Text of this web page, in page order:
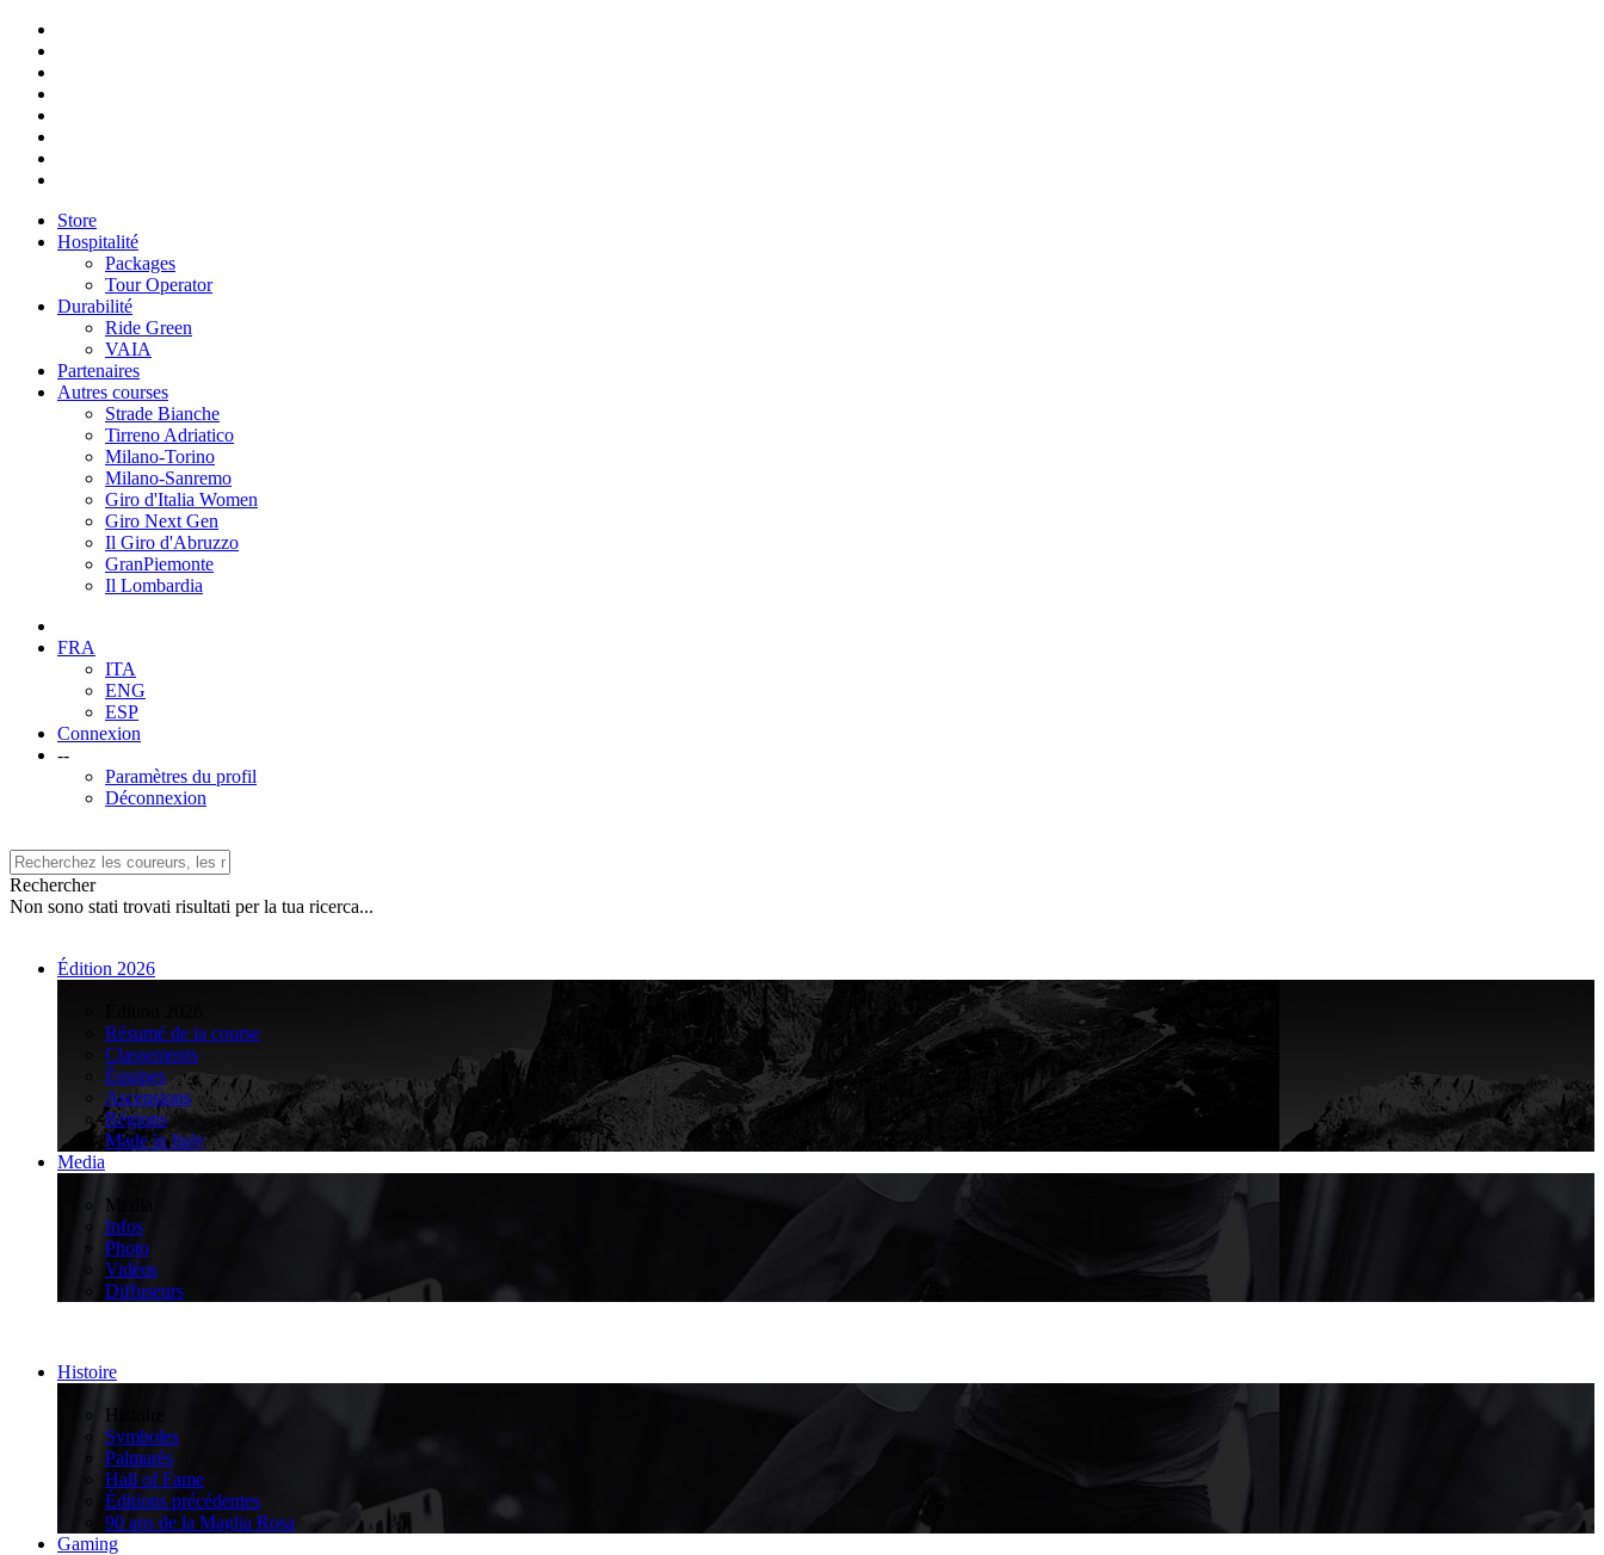
Store
Hospitalité
Packages
Tour Operator
Durabilité
Ride Green
VAIA
Partenaires
Autres courses
Strade Bianche
Tirreno Adriatico
Milano-Torino
Milano-Sanremo
Giro d'Italia Women
Giro Next Gen
Il Giro d'Abruzzo
GranPiemonte
Il Lombardia
FRA
ITA
ENG
ESP
Connexion
--
Paramètres du profil
Déconnexion
Rechercher
Non sono stati trovati risultati per la tua ricerca...
Édition 2026
Résumé de la course
Classements
Équipes
Ascensions
Régions
Made in Italy
Media
Media
Infos
Photo
Vidéos
Diffuseurs
Histoire
Histoire
Symboles
Palmarès
Hall of Fame
Éditions précédentes
90 ans de la Maglia Rosa
Gaming